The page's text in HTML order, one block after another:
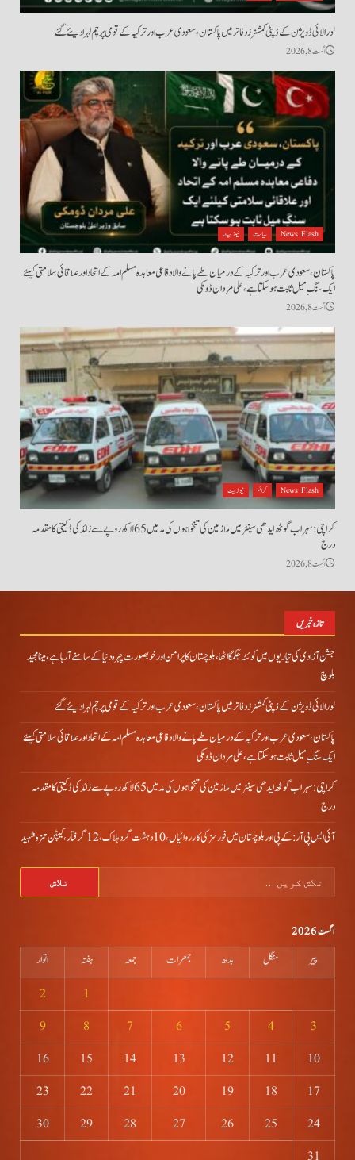
لورالائی ڈویژن کے ڈپٹی کمشنرز دفاتر میں پاکستان، سعودی عرب اور ترکیہ کے قومی پرچم لہرا دیئے گئے
اگست 8, 2026
News Flash سیاست نیوز بیٹ
پاکستان، سعودی عرب اور ترکیہ کے درمیان طے پانے والا دفاعی معاہدہ مسلم امہ کے اتحاد اور علاقائی سلامتی کیلئے
ایک سنگِ میل ثابت ہو سکتا ہے، علی مردان ڈومکی
اگست 8, 2026
News Flash کرائم نیوز بیٹ
کراچی: سہراب گوٹھ ایدھی سینٹر میں ملازمین کی تنخواہوں کی مد میں 65 لاکھ روپے سے زائد کی ڈکیتی کا مقدمہ
درج
اگست 8, 2026
تازہ خبریں
جشن آزادی کی تیاریوں میں کوئٹہ جگمگا اٹھا، بلوچستان کا پرامن اور خوبصورت چہرہ دنیا کے سامنے آ رہا ہے، مینا مجید
بلوچ
لورالائی ڈویژن کے ڈپٹی کمشنرز دفاتر میں پاکستان، سعودی عرب اور ترکیہ کے قومی پرچم لہرا دیئے گئے
پاکستان، سعودی عرب اور ترکیہ کے درمیان طے پانے والا دفاعی معاہدہ مسلم امہ کے اتحاد اور علاقائی سلامتی کیلئے
ایک سنگِ میل ثابت ہو سکتا ہے، علی مردان ڈومکی
کراچی: سہراب گوٹھ ایدھی سینٹر میں ملازمین کی تنخواہوں کی مد میں 65 لاکھ روپے سے زائد کی ڈکیتی کا مقدمہ
درج
آئی ایس پی آر: کے پی اور بلوچستان میں فورسز کی کارروائیاں، 10 دہشت گرد ہلاک، 12 گرفتار، کیپٹن حمزہ شہید
کریں
اگست 2026
پیر منگل بدھ جمعرات جمعہ ہفتہ
اتوار
1
2
3
4
5
6
7
8
9
10
11
12
13
14
15
16
17
18
19
20
21
22
23
24
25
26
27
28
29
30